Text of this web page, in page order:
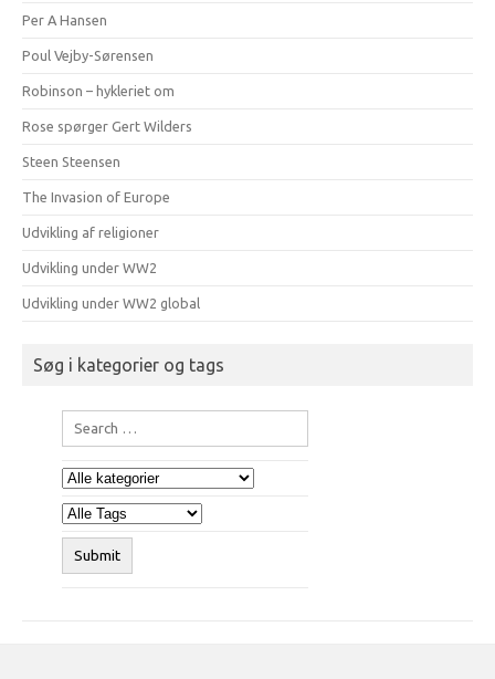
Per A Hansen
Poul Vejby-Sørensen
Robinson – hykleriet om
Rose spørger Gert Wilders
Steen Steensen
The Invasion of Europe
Udvikling af religioner
Udvikling under WW2
Udvikling under WW2 global
Søg i kategorier og tags